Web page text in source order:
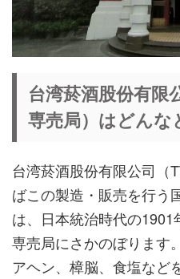
台湾菸酒股份有限
専売局）はどんな
台湾菸酒股份有限公司（
ばこの製造・販売を行う
は、日本統治時代の
専売局にさかのぼります
アヘン、樟脳、食塩など